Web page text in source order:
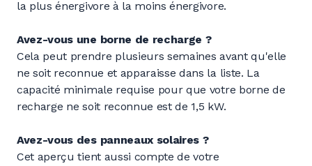
la plus énergivore à la moins énergivore.
Avez-vous une borne de recharge ?
Cela peut prendre plusieurs semaines avant qu'elle
ne soit reconnue et apparaisse dans la liste. La
capacité minimale requise pour que votre borne de
recharge ne soit reconnue est de 1,5 kW.
Avez-vous des panneaux solaires ?
Cet aperçu tient aussi compte de votre